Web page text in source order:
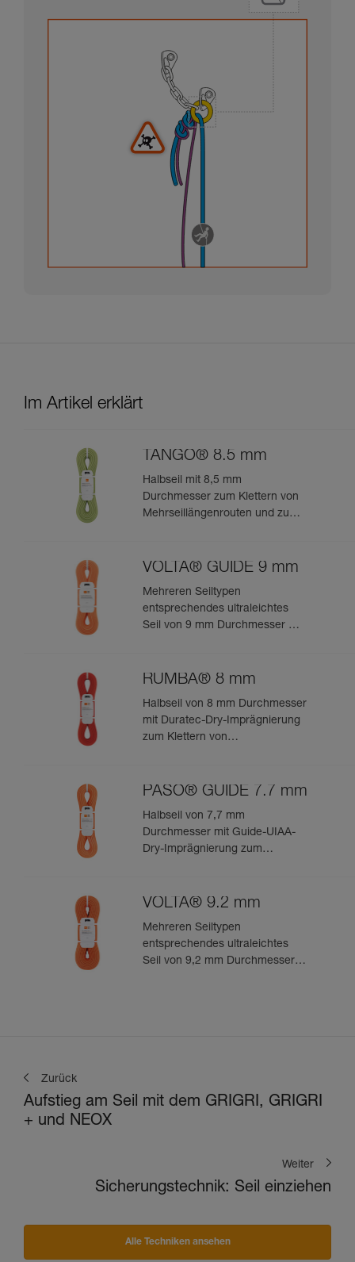
Im Artikel erklärt
TANGO® 8.5 mm
Halbseil mit 8,5 mm
Durchmesser zum Klettern von
Mehrseillängenrouten und zum
VOLTA® GUIDE 9 mm
Mehreren Seiltypen
entsprechendes ultraleichtes
Seil von 9 mm Durchmesser mit
Klettern oder Bergsteigen
RUMBA® 8 mm
Halbseil von 8 mm Durchmesser
mit Duratec-Dry-Imprägnierung
zum Klettern von
PASO® GUIDE 7.7 mm
Halbseil von 7,7 mm
Durchmesser mit Guide-UIAA-
Dry-Imprägnierung zum
VOLTA® 9.2 mm
Mehreren Seiltypen
entsprechendes ultraleichtes
Seil von 9,2 mm Durchmesser
Zurück
Aufstieg am Seil mit dem GRIGRI, GRIGRI
+ und NEOX
Weiter
Sicherungstechnik: Seil einziehen
Alle Techniken ansehen